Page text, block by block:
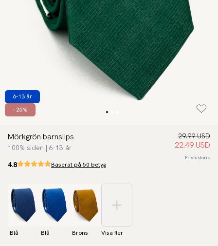
6-13 år
- 25%
Mörkgrön barnslips
100% siden | 6-13 år
29.99 USD
22.49 USD
Prishistorik
4.8 Baserat på 50 betyg
Blå Blå Brons Visa fler